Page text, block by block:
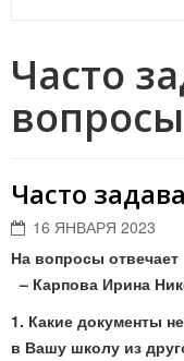
Часто
вопросы
Часто
16 ЯНВАРЯ 2023
На вопросы
– Карпова Ирина
1. Какие документы
в Вашу школу из